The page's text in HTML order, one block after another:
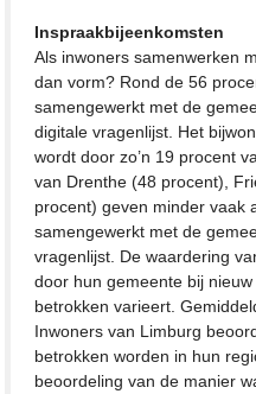
Inspraakbijeenkomsten
Als inwoners samenwerken
dan vorm? Rond de 56
samengewerkt met de
digitale vragenlijst. Het
wordt door zo’n 19 procent
van Drenthe (48 procent),
procent) geven minder vaak
samengewerkt met de
vragenlijst. De waardering
door hun gemeente bij
betrokken varieert.
Inwoners van Limburg
betrokken worden in hun
beoordeling van de manier